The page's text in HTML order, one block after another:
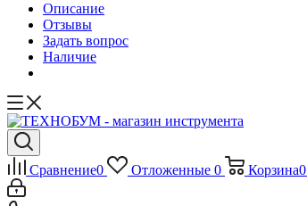
Описание
Отзывы
Задать вопрос
Наличие
Сравнение0 Отложенные 0 Корзина0